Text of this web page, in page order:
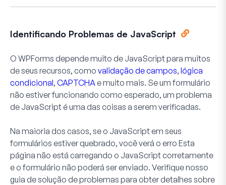
Identificando Problemas de JavaScript
O WPForms depende muito de JavaScript para muitos
de seus recursos, como validação de campos, lógica
condicional, CAPTCHAe muito mais. Se um formulário
não estiver funcionando como esperado, um problema
de JavaScript é uma das coisas a serem verificadas.
Na maioria dos casos, se o JavaScript em seus
formulários estiver quebrado, você verá o erro Esta
página não está carregando o JavaScript corretamente
e o formulário não poderá ser enviado. Verifique nosso
guia de solução de problemas para obter detalhes sobre